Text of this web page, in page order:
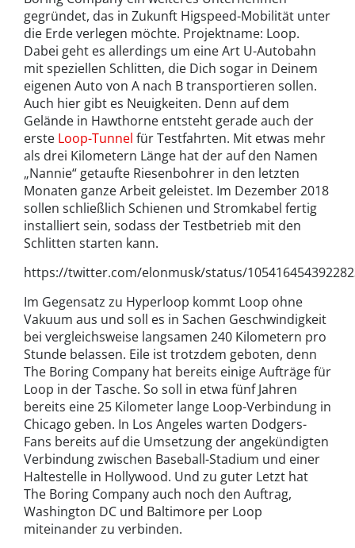
gegründet, das in Zukunft Higspeed-Mobilität unter
die Erde verlegen möchte. Projektname: Loop.
Dabei geht es allerdings um eine Art U-Autobahn
mit speziellen Schlitten, die Dich sogar in Deinem
eigenen Auto von A nach B transportieren sollen.
Auch hier gibt es Neuigkeiten. Denn auf dem
Gelände in Hawthorne entsteht gerade auch der
erste Loop-Tunnel für Testfahrten. Mit etwas mehr
als drei Kilometern Länge hat der auf den Namen
„Nannie“ getaufte Riesenbohrer in den letzten
Monaten ganze Arbeit geleistet. Im Dezember 2018
sollen schließlich Schienen und Stromkabel fertig
installiert sein, sodass der Testbetrieb mit den
Schlitten starten kann.
https://twitter.com/elonmusk/status/
Im Gegensatz zu Hyperloop kommt Loop ohne
Vakuum aus und soll es in Sachen Geschwindigkeit
bei vergleichsweise langsamen 240 Kilometern pro
Stunde belassen. Eile ist trotzdem geboten, denn
The Boring Company hat bereits einige Aufträge für
Loop in der Tasche. So soll in etwa fünf Jahren
bereits eine 25 Kilometer lange Loop-Verbindung in
Chicago geben. In Los Angeles warten Dodgers-
Fans bereits auf die Umsetzung der angekündigten
Verbindung zwischen Baseball-Stadium und einer
Haltestelle in Hollywood. Und zu guter Letzt hat
The Boring Company auch noch den Auftrag,
Washington DC und Baltimore per Loop
miteinander zu verbinden.